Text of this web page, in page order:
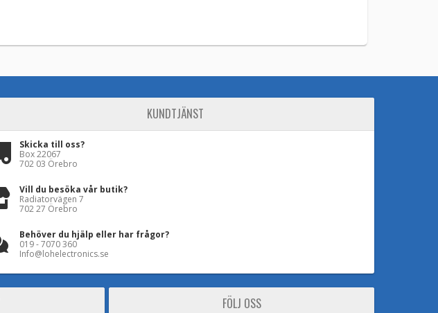
KUNDTJÄNST
Skicka till oss?
Box 22067
702 03 Örebro
Vill du besöka vår butik?
Radiatorvägen 7
702 27 Örebro
Behöver du hjälp eller har frågor?
019 - 7070 360
Info@lohelectronics.se
FÖLJ OSS